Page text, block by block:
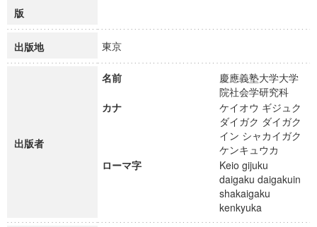
版
出版地 東京
出版者
名前
慶應義塾大学大学
院社会学研究科
カナ
ケイオウ ギジュク
ダイガク ダイガク
イン シャカイガク
ケンキュウカ
ローマ字
Keio gijuku
daigaku daigakuin
shakaigaku
kenkyuka